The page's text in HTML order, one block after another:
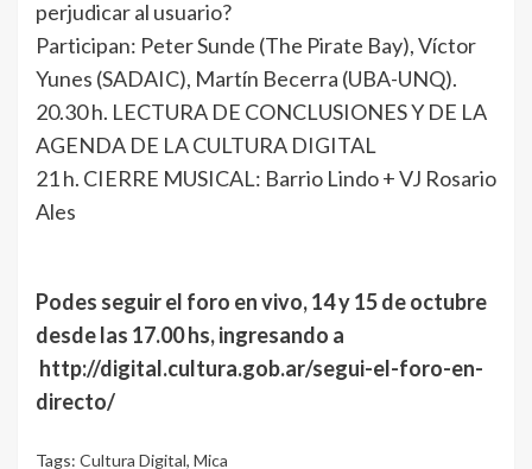
perjudicar al usuario?
Participan: Peter Sunde (The Pirate Bay), Víctor
Yunes (SADAIC), Martín Becerra (UBA-UNQ).
20.30 h. LECTURA DE CONCLUSIONES Y DE LA
AGENDA DE LA CULTURA DIGITAL
21 h. CIERRE MUSICAL: Barrio Lindo + VJ Rosario
Ales
Podes seguir el foro en vivo, 14 y 15 de octubre
desde las 17.00 hs, ingresando a
http://digital.cultura.gob.ar/segui-el-foro-en-
directo/
Tags: Cultura Digital, Mica